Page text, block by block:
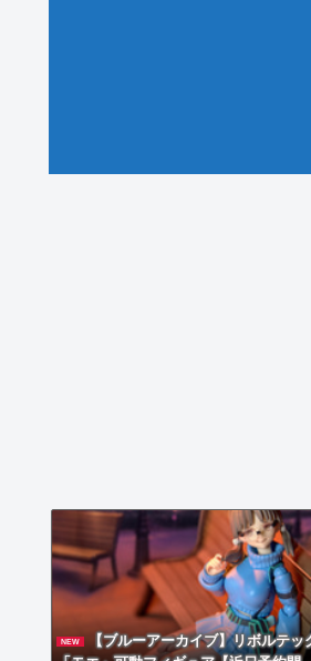
NEW
【ブルーアーカイブ】リボルテッ